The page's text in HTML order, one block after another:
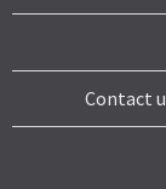
Contact